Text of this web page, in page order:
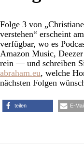
Folge 3 von
verstehen“ erscheint
verfügbar, wo es
Amazon Music,
rein — und schreiben
abraham.eu, welche
nächsten Folgen
teilen E-Mail